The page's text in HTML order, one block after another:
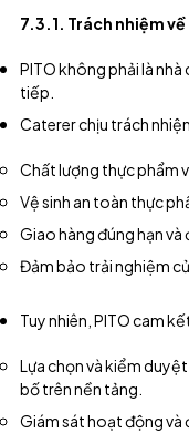
7.3.1. Trách nhiệm
PITO không phải là
tiếp.
Caterer chịu trách
Chất lượng thực phẩm
Vệ sinh an toàn thực
Giao hàng đúng hạn và
Đảm bảo trải nghiệm
Tuy nhiên, PITO cam
Lựa chọn và kiểm
bố trên nền tảng.
Giám sát hoạt động và